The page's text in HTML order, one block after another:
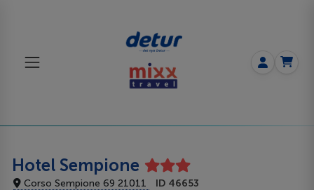
Hotel Sempione
Corso Sempione 69 21011 ID 46653